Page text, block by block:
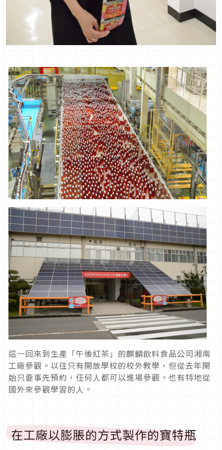
這一回來到生產「午後紅茶」的麒麟飲料食品公司湘南
工廠參觀。以往只有開放學校的校外教學，但從去年開
始只要事先預約，任何人都可以進場參觀。也有特地從
國外來參觀學習的人。
在工廠以膨脹的方式製作的寶特瓶